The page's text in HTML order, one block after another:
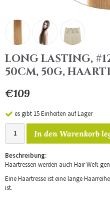
LONG LASTING,
50CM, 50G,
€109
es gibt 15 Einheiten auf Lager
In den Warenkorb
Beschreibung:
Haartressen werden auch Hair Weft
Eine Haartresse ist eine lange
ist.